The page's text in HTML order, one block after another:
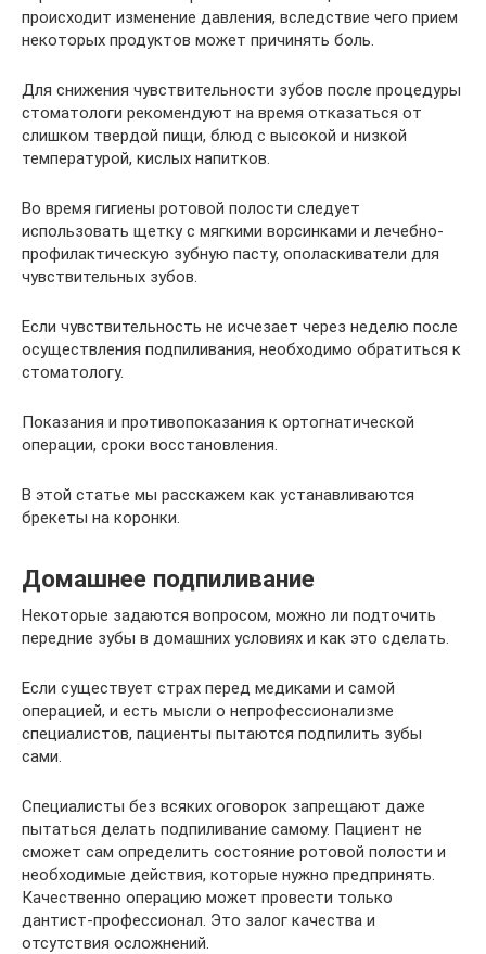
происходит изменение давления, вследствие чего прием
некоторых продуктов может причинять боль.
Для снижения чувствительности зубов после процедуры
стоматологи рекомендуют на время отказаться от
слишком твердой пищи, блюд с высокой и низкой
температурой, кислых напитков.
Во время гигиены ротовой полости следует
использовать щетку с мягкими ворсинками и лечебно-
профилактическую зубную пасту, ополаскиватели для
чувствительных зубов.
Если чувствительность не исчезает через неделю после
осуществления подпиливания, необходимо обратиться к
стоматологу.
Показания и противопоказания к ортогнатической
операции, сроки восстановления.
В этой статье мы расскажем как устанавливаются
брекеты на коронки.
Домашнее подпиливание
Некоторые задаются вопросом, можно ли подточить
передние зубы в домашних условиях и как это сделать.
Если существует страх перед медиками и самой
операцией, и есть мысли о непрофессионализме
специалистов, пациенты пытаются подпилить зубы
сами.
Специалисты без всяких оговорок запрещают даже
пытаться делать подпиливание самому. Пациент не
сможет сам определить состояние ротовой полости и
необходимые действия, которые нужно предпринять.
Качественно операцию может провести только
дантист-профессионал. Это залог качества и
отсутствия осложнений.